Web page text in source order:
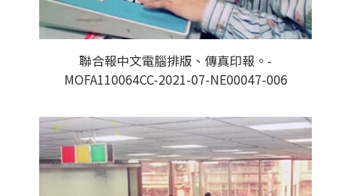
聯合報中文電腦排版、傳真印報。-
MOFA110064CC-2021-07-NE00047-006